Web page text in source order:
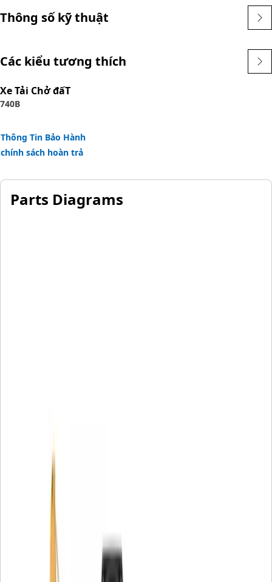
Thông số kỹ thuật
Các kiểu tương thích
Xe Tải Chở đấT
740B
Thông Tin Bảo Hành
chính sách hoàn trả
Parts Diagrams